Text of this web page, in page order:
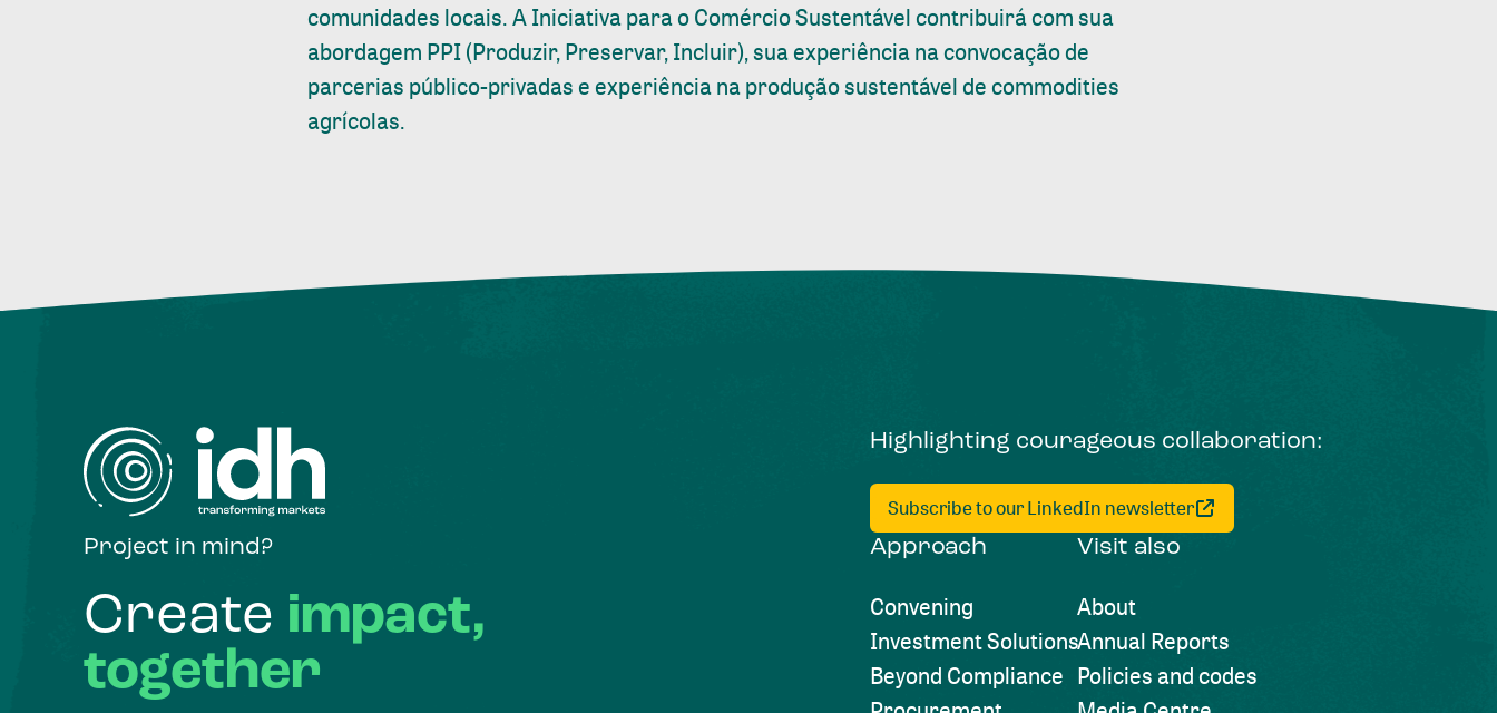
comunidades locais. A Iniciativa para o Comércio Sustentável contribuirá com sua
abordagem PPI (Produzir, Preservar, Incluir), sua experiência na convocação de
parcerias público-privadas e experiência na produção sustentável de commodities
agrícolas.
Highlighting courageous collaboration:
Subscribe to our LinkedIn newsletter
Project in mind?
Create impact,
together
Approach
Convening
Investment Solutions
Beyond Compliance
Visit also
About
Annual Reports
Policies and codes